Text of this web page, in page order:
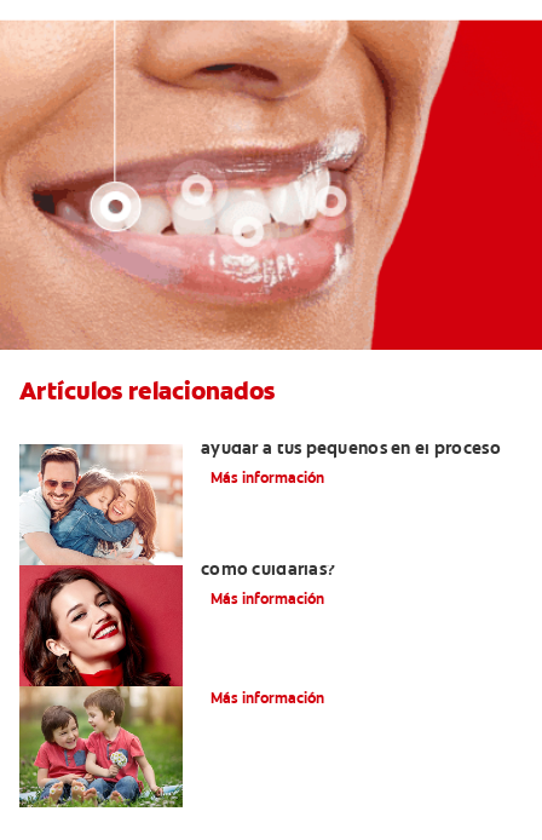
Artículos relacionados
ayudar a tus pequeños en el proceso
Más información
cómo cuidarlas?
Más información
Más información